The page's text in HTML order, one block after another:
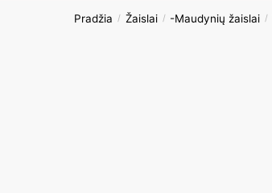
Pradžia / Žaislai / -Maudynių žaislai /